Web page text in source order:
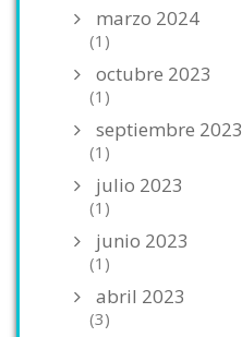
marzo 2024
(1)
octubre 2023
(1)
septiembre 2023
(1)
julio 2023
(1)
junio 2023
(1)
abril 2023
(3)